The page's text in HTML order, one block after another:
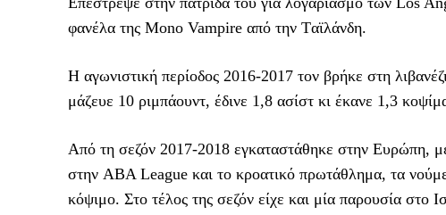
φανέλα της Mono Vampire από την Tαϊλάνδη.
Η αγωνιστική περίοδος 2016-2017 τον βρήκε στη
μάζευε 10 ριμπάουντ, έδινε 1,8 ασίστ κι έκανε 1,3
Από τη σεζόν 2017-2018 εγκαταστάθηκε στην Ευρώπη,
στην ABA League και το κροατικό πρωτάθλημα, τα
κόψιμο. Στο τέλος της σεζόν είχε και μία παρουσία